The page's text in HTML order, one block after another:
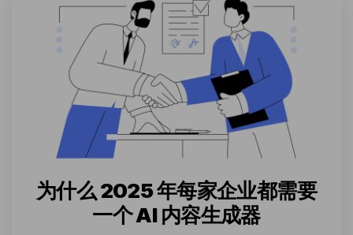
为什么 2025 年每家企业都需要
一个 AI 内容生成器